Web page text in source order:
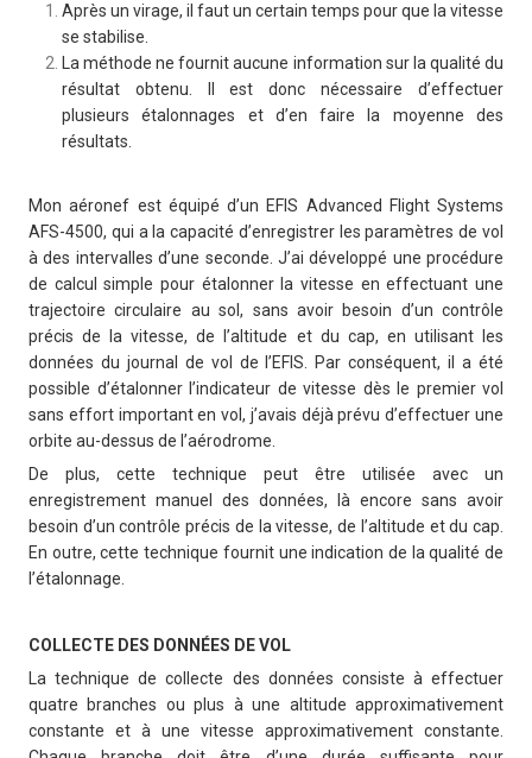
Après un virage, il faut un certain temps pour que la vitesse
se stabilise.
La méthode ne fournit aucune information sur la qualité du
résultat obtenu. Il est donc nécessaire d’effectuer
plusieurs étalonnages et d’en faire la moyenne des
résultats.
Mon aéronef est équipé d’un EFIS Advanced Flight Systems
AFS-4500, qui a la capacité d’enregistrer les paramètres de vol
à des intervalles d’une seconde. J’ai développé une procédure
de calcul simple pour étalonner la vitesse en effectuant une
trajectoire circulaire au sol, sans avoir besoin d’un contrôle
précis de la vitesse, de l’altitude et du cap, en utilisant les
données du journal de vol de l’EFIS. Par conséquent, il a été
possible d’étalonner l’indicateur de vitesse dès le premier vol
sans effort important en vol, j’avais déjà prévu d’effectuer une
orbite au-dessus de l’aérodrome.
De plus, cette technique peut être utilisée avec un
enregistrement manuel des données, là encore sans avoir
besoin d’un contrôle précis de la vitesse, de l’altitude et du cap.
En outre, cette technique fournit une indication de la qualité de
l’étalonnage.
COLLECTE DES DONNÉES DE VOL
La technique de collecte des données consiste à effectuer
quatre branches ou plus à une altitude approximativement
constante et à une vitesse approximativement constante.